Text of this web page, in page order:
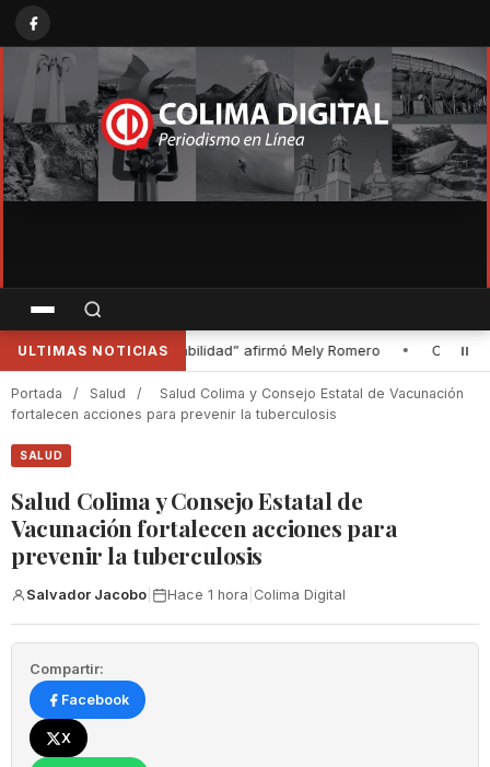
ULTIMAS NOTICIAS
IMSS Colima a estudiantes a registrarse para recibir atención
Portada / Salud /
Salud Colima y Consejo Estatal de Vacunación
fortalecen acciones para prevenir la tuberculosis
SALUD
Salud Colima y Consejo Estatal de
Vacunación fortalecen acciones para
prevenir la tuberculosis
Salvador Jacobo Hace 1 hora Colima Digital
Compartir:
Facebook
X